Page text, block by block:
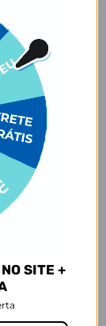
A Garrafa
quer manter a
la para todo
na tua bolsa 🙂.
24h fria ou
para
colocar
e a estampa
água nunca foi
18/8)
SITE +